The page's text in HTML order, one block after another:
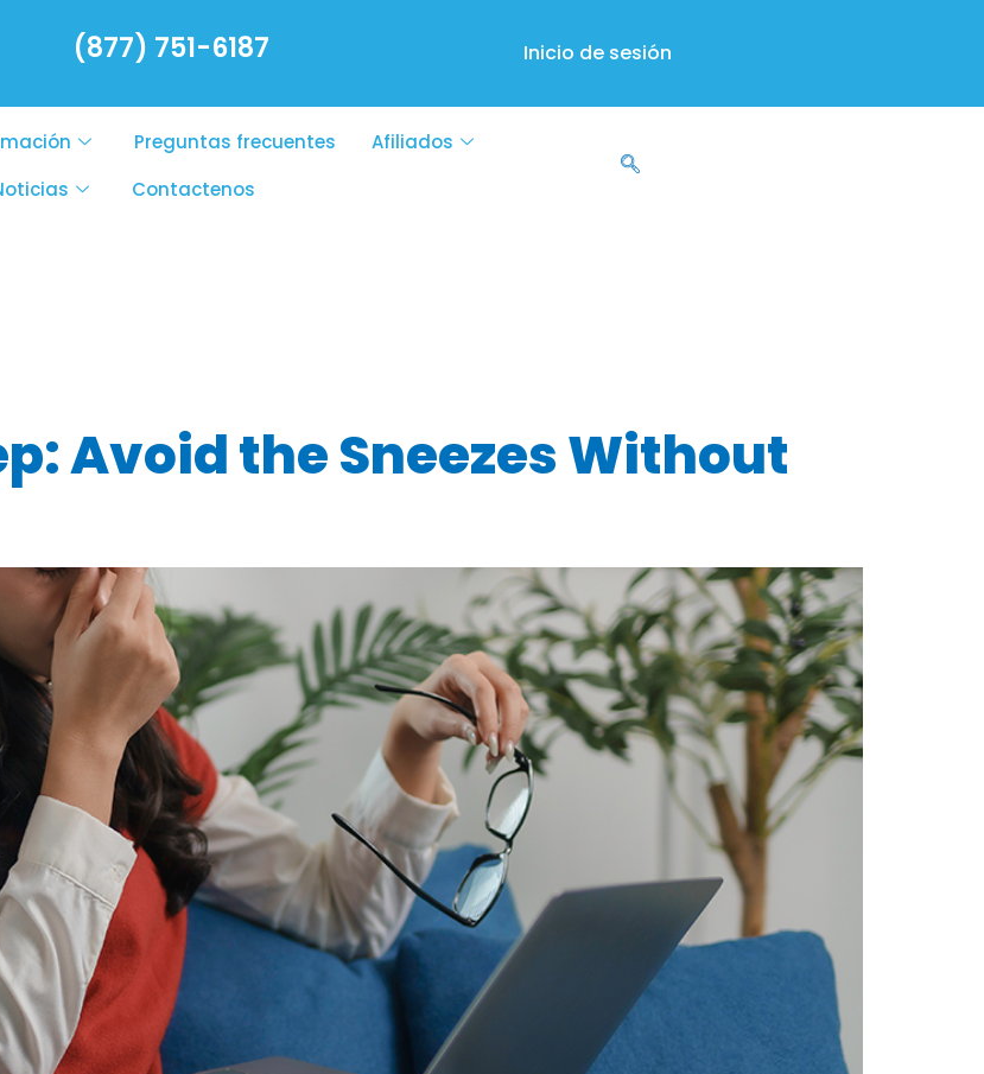
(877) 751-6187 Inicio de sesión
Preguntas frecuentes
Afiliados
Contactenos
Avoid the Sneezes Without